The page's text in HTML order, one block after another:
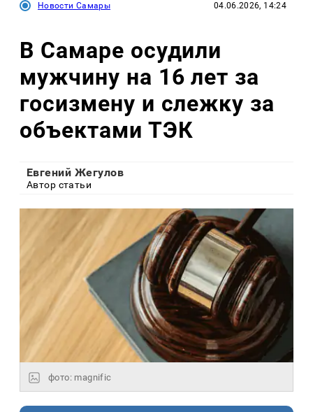
Новости Самары 04.06.2026, 14:24
В Самаре осудили
мужчину на 16 лет за
госизмену и слежку за
объектами ТЭК
Евгений Жегулов
Автор статьи
фото: magnific